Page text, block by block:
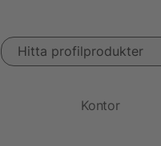
Hitta profilprodukter
Kontor